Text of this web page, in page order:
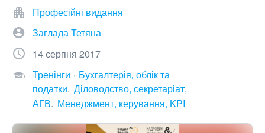
Професійні видання
Заглада Тетяна
14 серпня 2017
Тренінги
Бухгалтерія, облік та
податки Діловодство, секретаріат,
АГВ Менеджмент, керування, KPI